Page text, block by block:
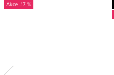
-17 %